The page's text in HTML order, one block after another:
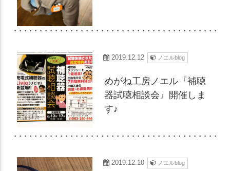
2019.12.12 ノエルblog
めがね工房ノエル『補聴
器試聴相談会』開催しま
す♪
2019.12.10 ノエルblog